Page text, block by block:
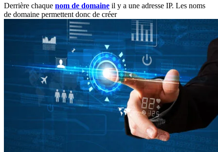
Derrière chaque nom de domaine il y a une adresse IP. Les noms
de domaine permettent donc de créer